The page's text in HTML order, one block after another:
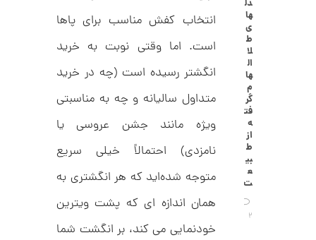
انتخاب کفش مناسب برای پاها
است. اما وقتی نوبت به خرید
انگشتر رسیده است (چه در خرید
متداول سالیانه و چه به مناسبتی
ویژه مانند جشن عروسی یا
نامزدی) احتمالاً خیلی سریع
متوجه شده‌اید که هر انگشتری به
همان اندازه ای که پشت ویترین
خودنمایی می کند، بر انگشت شما
دل
ها
ی
ط
لا
ال
ها
م
گر
فت
ه
از
ط
بی
ع
ت
2
ر
ک
ا
ر
ت
ه
ک
C
R
8
8
2
1
7
,
0
0
0
ت
و
م